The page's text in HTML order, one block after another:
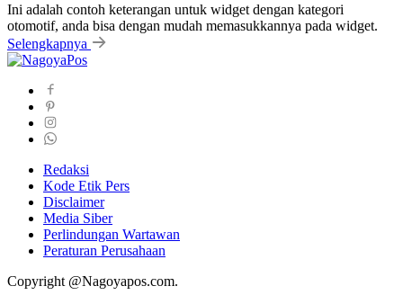
Ini adalah contoh keterangan untuk widget dengan kategori
otomotif, anda bisa dengan mudah memasukkannya pada widget.
Selengkapnya
Redaksi
Kode Etik Pers
Disclaimer
Media Siber
Perlindungan Wartawan
Peraturan Perusahaan
Copyright @Nagoyapos.com.